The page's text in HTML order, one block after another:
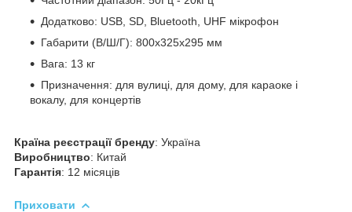
Додатково: USB, SD, Bluetooth, UHF мікрофон
Габарити (В/Ш/Г): 800x325x295 мм
Вага: 13 кг
Призначення: для вулиці, для дому, для караоке і
вокалу, для концертів
Країна реєстрації бренду: Україна
Виробництво: Китай
Гарантія: 12 місяців
Приховати